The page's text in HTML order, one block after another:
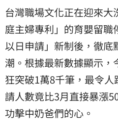
台灣職場文化正在迎來
庭主婦專利」的育嬰留職
以日申請」新制後，徹
潮。根據最新數據顯示，
狂突破1萬8千筆，最令
請人數竟比3月直接暴漲
功擊中奶爸們的心。